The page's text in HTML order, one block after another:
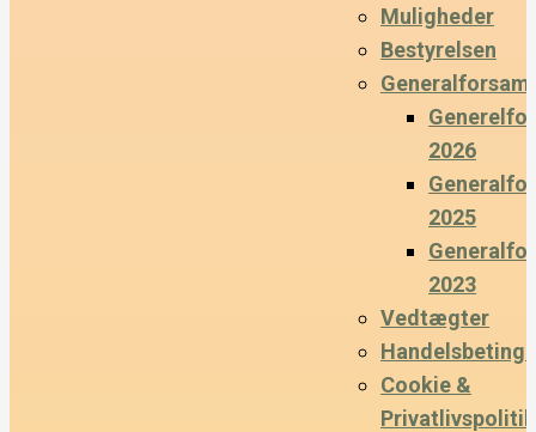
Muligheder
Bestyrelsen
2026
2025
2023
Vedtægter
Cookie &
Privatlivspolitik